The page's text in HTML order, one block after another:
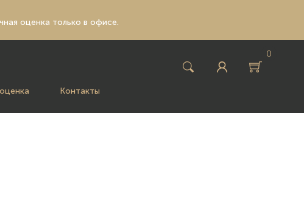
оценка только в офисе.
0
Контакты